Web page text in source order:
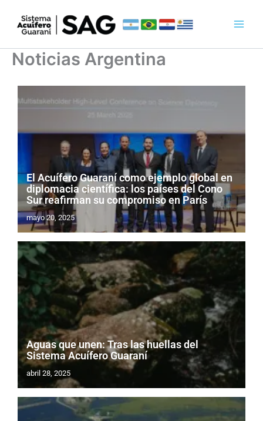
contenido
Noticias Argentina
El Acuífero Guaraní como ejemplo global en
diplomacia científica: los países del Cono
Sur reafirman su compromiso en París
mayo 20, 2025
Aguas que unen: Tras las huellas del
Sistema Acuífero Guaraní
abril 28, 2025